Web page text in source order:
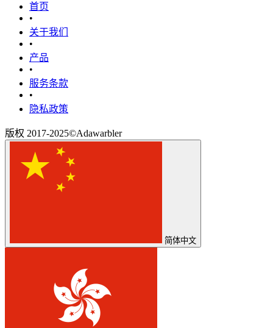
首页
•
关于我们
•
产品
•
‎服务条款‎
•
隐私政策
版权 2017-2025©Adawarbler
简体中文